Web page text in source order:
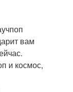
вам
и космос,